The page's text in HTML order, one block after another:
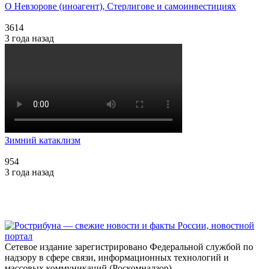
О Невзорове (иноагент), Стерлигове и самоинвестициях
3614
3 года назад
Зимний катаклизм
954
3 года назад
Сетевое издание зарегистрировано Федеральной службой по
надзору в сфере связи, информационных технологий и